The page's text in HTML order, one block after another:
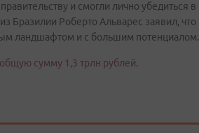
и смогли лично убедиться в
Бразилии Роберто Альварес заявил, что
ландшафтом и с большим потенциалом.
сумму 1,3 трлн рублей.